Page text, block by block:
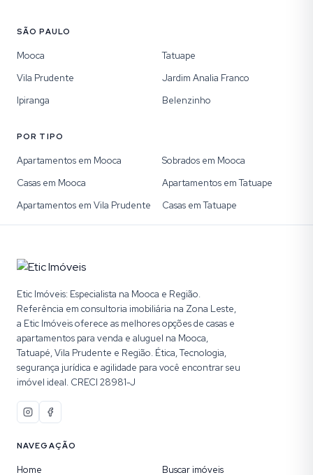
SÃO PAULO
Mooca
Tatuape
Vila Prudente
Jardim Analia Franco
Ipiranga
Belenzinho
POR TIPO
Apartamentos em Mooca
Sobrados em Mooca
Casas em Mooca
Apartamentos em Tatuape
Apartamentos em Vila Prudente
Casas em Tatuape
Etic Imóveis: Especialista na Mooca e Região.
Referência em consultoria imobiliária na Zona Leste,
a Etic Imóveis oferece as melhores opções de casas e
apartamentos para venda e aluguel na Mooca,
Tatuapé, Vila Prudente e Região. Ética, Tecnologia,
segurança jurídica e agilidade para você encontrar seu
imóvel ideal. CRECI 28981-J
NAVEGAÇÃO
Home Buscar imóveis